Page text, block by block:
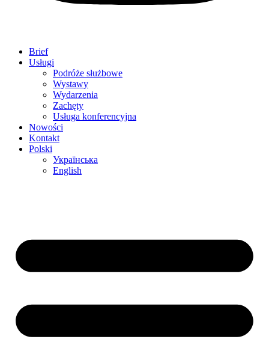
Brief
Usługi
Podróże służbowe
Wystawy
Wydarzenia
Zachęty
Usługa konferencyjna
Nowości
Kontakt
Polski
Українська
English